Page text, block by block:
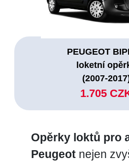
PEUGEOT
loketní
(2007-
1.705
Opěrky loktů pro
Peugeotnejen